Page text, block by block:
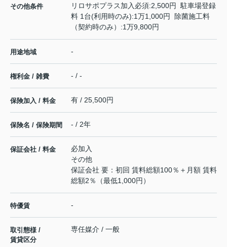
その他条件
リロサポプラス加入必須:2,500円 駐車場登録
料 1台(利用時のみ):1万1,000円 除菌施工料
（契約時のみ）:1万9,800円
用途地域 -
権利金 / 雑費 - / -
保険加入 / 料金 有 / 25,500円
保険名 / 保険期間 - / 2年
保証会社 / 料金
必加入
その他
保証会社 要：初回 賃料総額100％＋月額 賃料
総額2％（最低1,000円）
特優賃 -
取引態様 /
賃貸区分
専任媒介 / 一般